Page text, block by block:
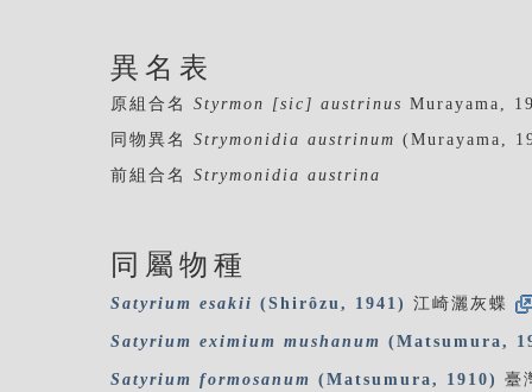
異名表
原組合名 Styrmon [sic] austrinus Murayama,
同物異名 Strymonidia austrinum (Murayama,
前組合名 Strymonidia austrina
同屬物種
Satyrium esakii (Shirôzu, 1941) 江崎灑灰蝶
Satyrium eximium mushanum (Matsumura,
Satyrium formosanum (Matsumura, 1910) 臺